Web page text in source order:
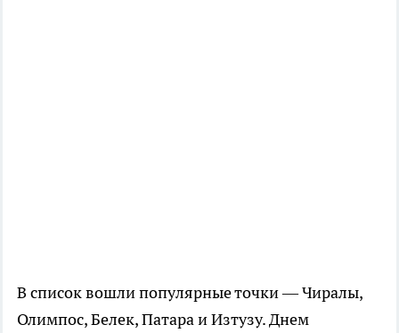
В список вошли популярные точки — Чиралы,
Олимпос, Белек, Патара и Изтузу. Днем